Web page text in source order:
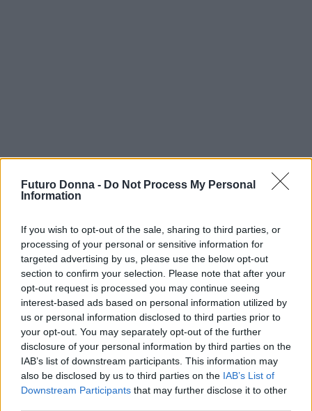
Futuro Donna - Do Not Process My Personal
Information
If you wish to opt-out of the sale, sharing to third parties, or
processing of your personal or sensitive information for
targeted advertising by us, please use the below opt-out
section to confirm your selection. Please note that after your
opt-out request is processed you may continue seeing
interest-based ads based on personal information utilized by
us or personal information disclosed to third parties prior to
your opt-out. You may separately opt-out of the further
disclosure of your personal information by third parties on the
IAB’s list of downstream participants. This information may
also be disclosed by us to third parties on the IAB’s List of
Downstream Participants that may further disclose it to other
Continua a leggere
MAKEUP